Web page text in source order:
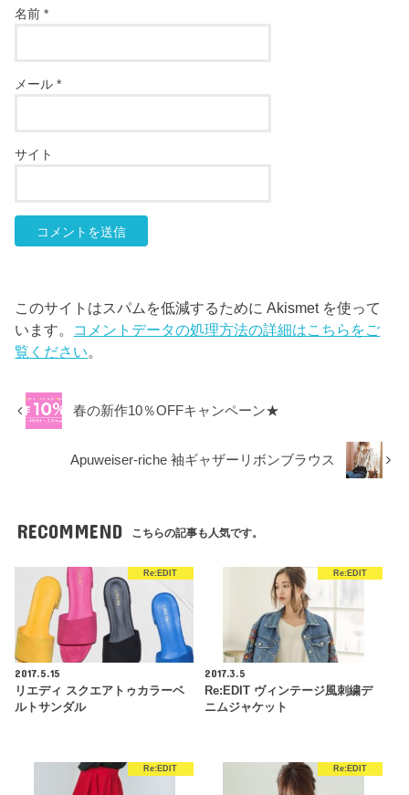
名前*
メール*
サイト
このサイトはスパムを低減するために Akismet を使って
います。 コメントデータの処理方法の詳細はこちらをご
覧ください。
春の新作10％OFFキャンペーン★
Apuweiser-riche 袖ギャザーリボンブラウス
RECOMMEND こちらの記事も人気です。
Re:EDIT
2017.5.15
リエディ スクエアトゥカラーベ
ルトサンダル
Re:EDIT
2017.3.5
Re:EDIT ヴィンテージ風刺繍デ
ニムジャケット
Re:EDIT Re:EDIT